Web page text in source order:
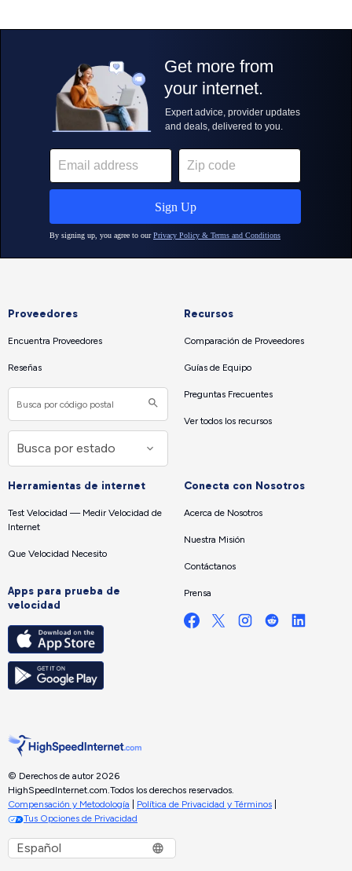
Proveedores
Encuentra Proveedores
Reseñas
Recursos
Comparación de Proveedores
Guías de Equipo
Preguntas Frecuentes
Ver todos los recursos
Herramientas de internet
Test Velocidad — Medir Velocidad de
Internet
Que Velocidad Necesito
Apps para prueba de
velocidad
Conecta con Nosotros
Acerca de Nosotros
Nuestra Misión
Contáctanos
Prensa
© Derechos de autor 2026
HighSpeedInternet.com. Todos los derechos reservados.
Compensación y Metodología
Política de Privacidad y Términos
Tus Opciones de Privacidad